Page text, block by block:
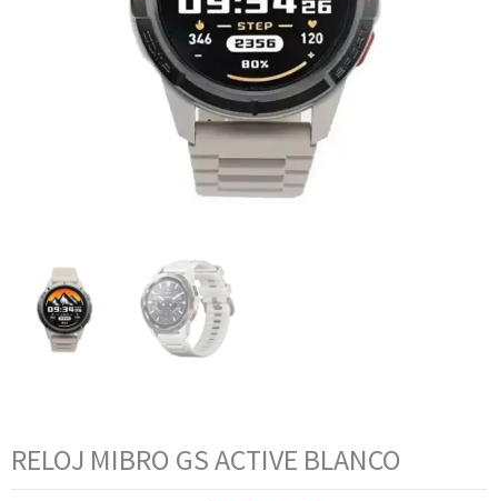
RELOJ MIBRO GS ACTIVE BLANCO